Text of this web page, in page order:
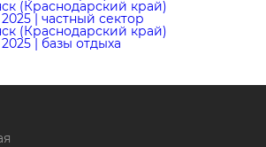
(Краснодарский край)
| частный сектор
(Краснодарский край)
| базы отдыха